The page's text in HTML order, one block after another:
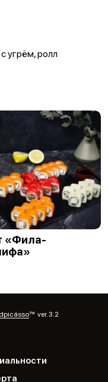
угрём, ролл
«Фила-
ver. 3.2